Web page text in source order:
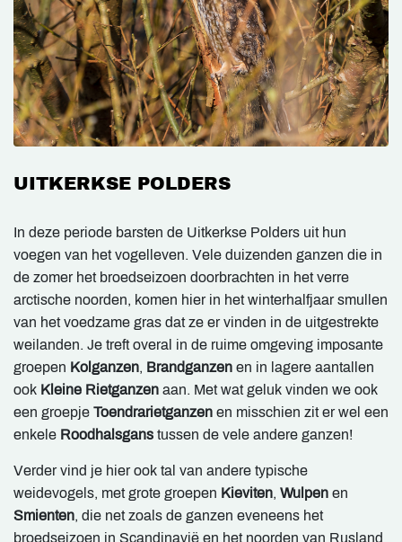
UITKERKSE POLDERS
In deze periode barsten de Uitkerkse Polders uit hun
voegen van het vogelleven. Vele duizenden ganzen die in
de zomer het broedseizoen doorbrachten in het verre
arctische noorden, komen hier in het winterhalfjaar smullen
van het voedzame gras dat ze er vinden in de uitgestrekte
weilanden. Je treft overal in de ruime omgeving imposante
groepen Kolganzen, Brandganzen en in lagere aantallen
ook Kleine Rietganzen aan. Met wat geluk vinden we ook
een groepje Toendrarietganzen en misschien zit er wel een
enkele Roodhalsgans tussen de vele andere ganzen!
Verder vind je hier ook tal van andere typische
weidevogels, met grote groepen Kieviten, Wulpen en
Smienten, die net zoals de ganzen eveneens het
broedseizoen in Scandinavië en het noorden van Rusland